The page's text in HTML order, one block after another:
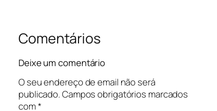
Comentários
Deixe um comentário
O seu endereço de email não será
publicado.Campos obrigatórios marcados
com*